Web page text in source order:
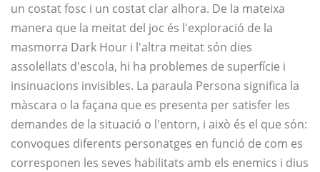
un costat fosc i un costat clar alhora. De la mateixa
manera que la meitat del joc és l'exploració de la
masmorra Dark Hour i l'altra meitat són dies
assolellats d'escola, hi ha problemes de superfície i
insinuacions invisibles. La paraula Persona significa la
màscara o la façana que es presenta per satisfer les
demandes de la situació o l'entorn, i això és el que són:
convoques diferents personatges en funció de com es
corresponen les seves habilitats amb els enemics i dius